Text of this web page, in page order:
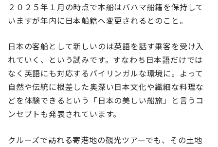
２０２５年１月の時点で本船はバハマ船籍を保持して
いますが年内に日本船籍へ変更されるとのこと。
日本の客船として新しいのは英語を話す乗客を受け入
れていく、という試みです。すなわち日本語だけでは
なく英語にも対応するバイリンガルな環境に。よって
自然や伝統に根差した奥深い日本文化や繊細な料理な
どを体験できるという「日本の美しい船旅」と言うコ
ンセプトも発表されています。
クルーズで訪れる寄港地の観光ツアーでも、その土地